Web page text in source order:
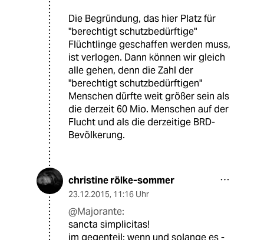
Die Begründung, das hier Platz für
"berechtigt schutzbedürftige"
Flüchtlinge geschaffen werden muss,
ist verlogen. Dann können wir gleich
alle gehen, denn die Zahl der
"berechtigt schutzbedürftigen"
Menschen dürfte weit größer sein als
die derzeit 60 Mio. Menschen auf der
Flucht und als die derzeitige BRD-
Bevölkerung.
christine rölke-sommer
23.12.2015, 11:16 Uhr
@Majorante:
sancta simplicitas!
im gegenteil: wenn und solange es -